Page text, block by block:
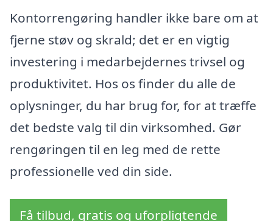
Kontorrengøring handler ikke bare om at
fjerne støv og skrald; det er en vigtig
investering i medarbejdernes trivsel og
produktivitet. Hos os finder du alle de
oplysninger, du har brug for, for at træffe
det bedste valg til din virksomhed. Gør
rengøringen til en leg med de rette
professionelle ved din side.
Få tilbud, gratis og uforpligtende